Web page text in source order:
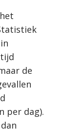
de
per dag).